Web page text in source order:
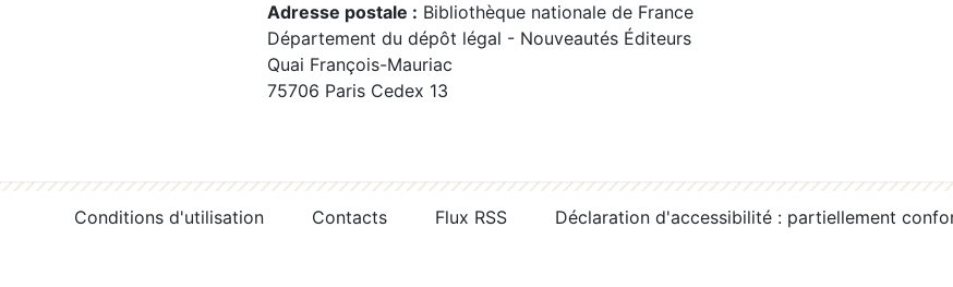
Adresse postale : Bibliothèque nationale de France
Département du dépôt légal - Nouveautés Éditeurs
Quai François-Mauriac
75706 Paris Cedex 13
Conditions d'utilisation Contacts Flux RSS Déclaration d'accessibilité : partiellement